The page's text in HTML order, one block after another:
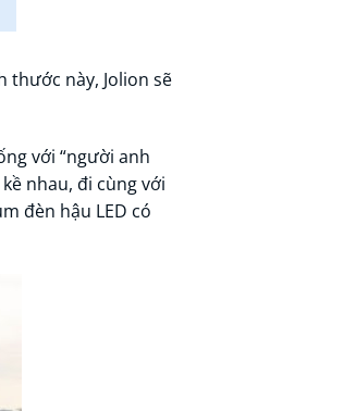
thước này, Jolion sẽ
với “người anh
nhau, đi cùng với
đèn hậu LED có